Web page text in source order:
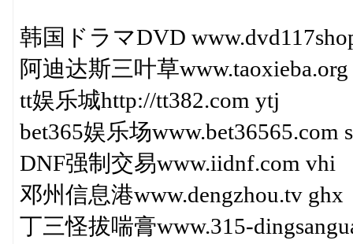
韩国ドラマDVD
阿迪达斯三叶草
tt娱乐城http://tt382.com ytj
bet365娱乐场www.bet36565.com
DNF强制交易www.iidnf.com vhi
邓州信息港www.dengzhou.tv ghx
丁三怪拔喘膏www.315-